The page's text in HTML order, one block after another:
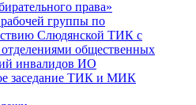
права»
рабочей группы по
Слюдянской ТИК с
общественных
инвалидов ИО
заседание ТИК и МИК